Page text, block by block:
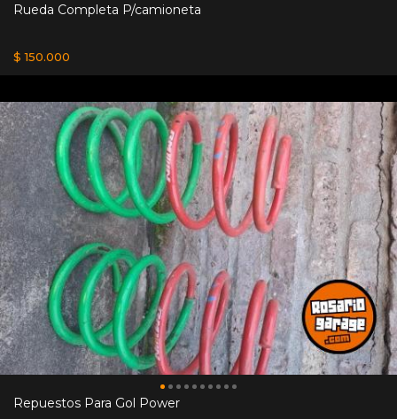
Rueda Completa P/camioneta
$ 150.000
Repuestos Para Gol Power